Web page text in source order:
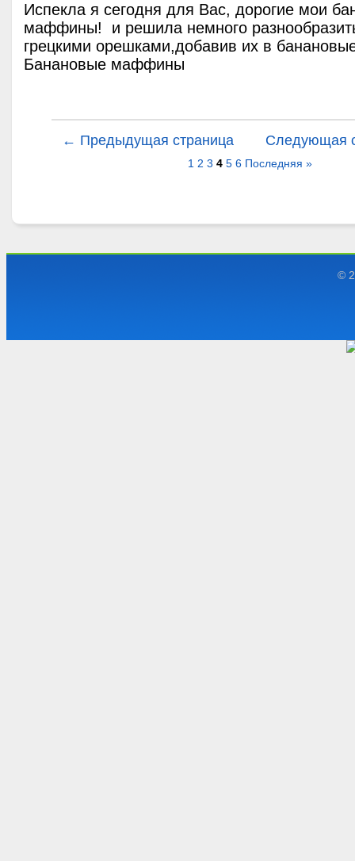
Испекла я сегодня для Вас, дорогие мои
маффины! и решила немного
грецкими орешками,добавив их в
Банановые маффины
← Предыдущая страница Следующая
1 2 3 4 5 6 Последняя »
©